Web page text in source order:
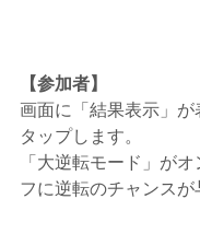
【参加者】
画面に「結果表示」が
タップします。
「大逆転モード」が
フに逆転のチャンスが